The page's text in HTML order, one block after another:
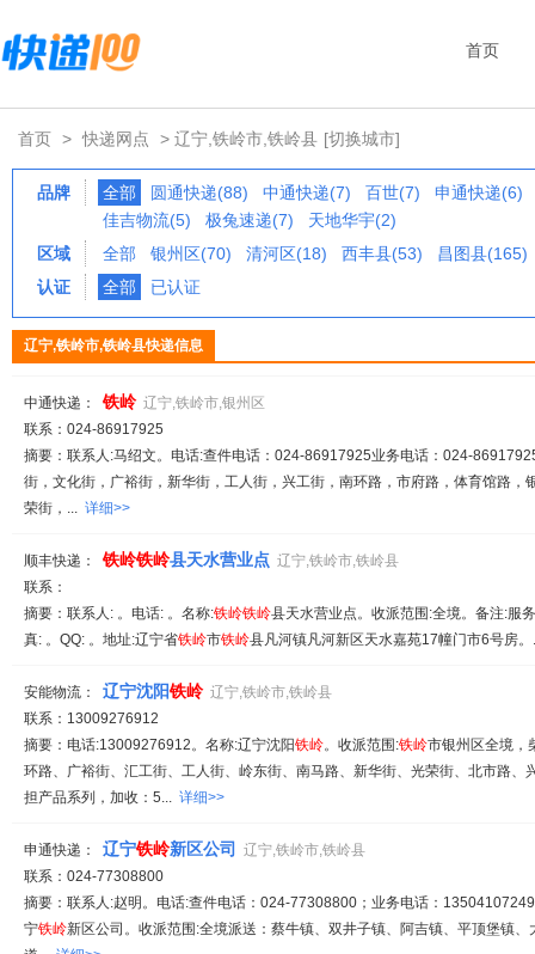
首页
首页 > 快递网点 > 辽宁,铁岭市,铁岭县 [切换城市]
品牌 全部 圆通快递(88) 中通快递(7) 百世(7)
申通快递(6)
佳吉物流(5)
极兔速递(7)
天地华宇(2)
区域
全部 银州区(70) 清河区(18) 西丰县(53)
昌图县(165)
认证
全部 已认证
辽宁,铁岭市,铁岭县快递信息
中通快递： 铁岭 辽宁,铁岭市,银州区
联系：024-86917925
摘要：联系人:马绍文。电话:查件电话：024-86917925业务电话：024-
街，文化街，广裕街，新华街，工人街，兴工街，南环路，市府路，体育馆路，
荣街，... 详细>>
顺丰快递： 铁岭铁岭县天水营业点 辽宁,铁岭市,铁岭县
联系：
摘要：联系人: 。电话: 。名称:铁岭铁岭县天水营业点。收派范围:全境。备注:服
真: 。QQ: 。地址:辽宁省铁岭市铁岭县凡河镇凡河新区天水嘉苑17幢门市6号房
安能物流： 辽宁沈阳铁岭 辽宁,铁岭市,铁岭县
联系：13009276912
摘要：电话:13009276912。名称:辽宁沈阳铁岭。收派范围:铁岭市银州区全境，
环路、广裕街、汇工街、工人街、岭东街、南马路、新华街、光荣街、北市路、
担产品系列，加收：5... 详细>>
申通快递： 辽宁铁岭新区公司
辽宁,铁岭市,铁岭县
联系：024-77308800
摘要：联系人:赵明。电话:查件电话：024-77308800；业务电话：
宁铁岭新区公司。收派范围:全境派送：蔡牛镇、双井子镇、阿吉镇、平顶堡镇